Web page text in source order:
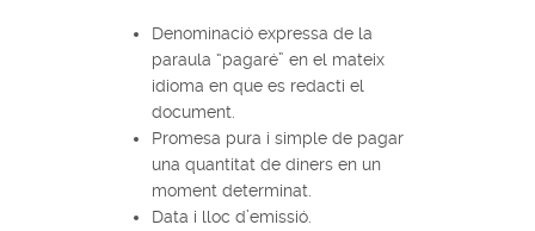
Denominació expressa de la
paraula “pagaré” en el mateix
idioma en que es redacti el
document.
Promesa pura i simple de pagar
una quantitat de diners en un
moment determinat.
Data i lloc d’emissió.